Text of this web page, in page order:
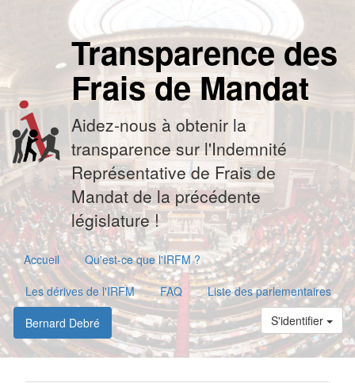
Transparence des
Frais de Mandat
Aidez-nous à obtenir la
transparence sur l'Indemnité
Représentative de Frais de
Mandat de la précédente
législature !
Accueil
Qu'est-ce que l'IRFM ?
Les dérives de l'IRFM
FAQ
Liste des parlementaires
Bernard Debré
S'identifier